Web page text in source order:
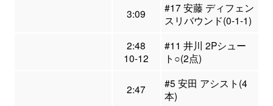
3:09
#17 安藤 ディフェン
スリバウンド(0-1-1)
2:48
10-12
#11 井川 2Pシュー
ト○(2点)
2:47
#5 安田 アシスト(4
本)